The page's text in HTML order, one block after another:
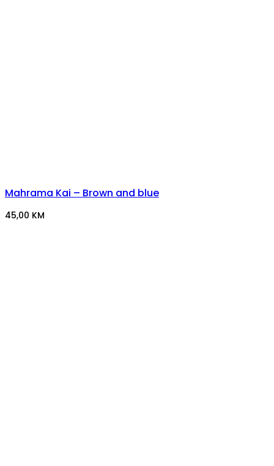
Mahrama Kai – Brown and blue
45,00 KM